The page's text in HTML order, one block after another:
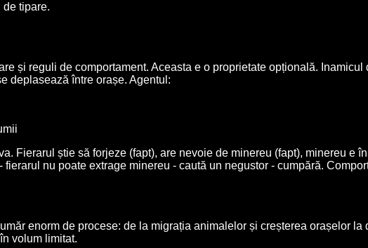
tipare.
și reguli de comportament. Aceasta e o proprietate opțională.
deplasează între orașe. Agentul:
Fierarul știe să forjeze (fapt), are nevoie de minereu (fapt), minereu e
nu poate extrage minereu - caută un negustor - cumpără.
enorm de procese: de la migrația animalelor și creșterea orașelor
volum limitat.